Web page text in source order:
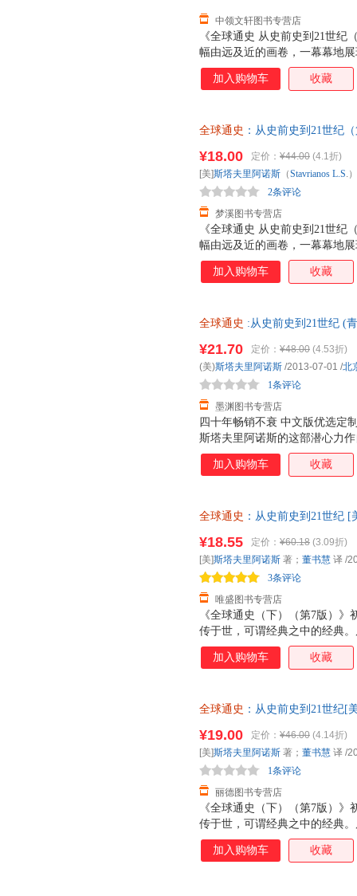
《全球通史 从史前史到21世纪
幅由远及近的画卷，一幕幕地
的嬗变，有帝国的更迭，宗教
不同命运的宏观思考，也有
滞后于技术变革--忧虑与警示
（下）》平心静气，娓娓道来
索的境界，让你不由自主地手
中领文轩图书专营店
加入购物车 收藏
全球通史 ：从史前史到21世纪
套，电子发票！
《全球通史 从史前史到21世纪
幅由远及近的画卷，一幕幕地
的嬗变，有帝国的更迭，宗教
不同命运的宏观思考，也有
滞后于技术变革--忧虑与警示
（下）》平心静气，娓娓道来
索的境界，让你不由自主地手
¥18.00 定价： ¥44.00 (4.1折)
梦溪图书专营店
2条评论
[美]斯塔夫里阿诺斯 （Stavrianos L.S.）
加入购物车 收藏
全球通史 :从史前史到21世纪 (
四十年畅销不衰 中文版优选定
斯塔夫里阿诺斯的这部潜心力
优选史观代表性著作，与弗洛
论的基础》、海明威的《太阳
世纪影响世界的十本书。被译
文第七版，也是该书很终版。
一直是北京大学历史系本科教
材编写工作产生了革命性影响
¥21.70 定价： ¥48.00 (4.53折)
墨渊图书专营店
1条评论
(美)斯塔夫里阿诺斯 /2013-07-01 /北
加入购物车 收藏
全球通史 ：从史前史到21世纪
换】
《全球通史（下）（第7版）
传于世，可谓经典之中的经典
在保留原文精华的基础上，又
体系上更加完善。尤其值得一
全于内容重新进行世界史写的
名。
¥18.55 定价： ¥60.18 (3.09折)
唯盛图书专营店
3条评论
[美]斯塔夫里阿诺斯 著； 董书慧 译 /
加入购物车 收藏
全球通史 ：从史前史到21世纪[
票！
《全球通史（下）（第7版）
传于世，可谓经典之中的经典
在保留原文精华的基础上，又
体系上更加完善。尤其值得一
¥19.00 定价： ¥46.00 (4.14折)
丽德图书专营店
1条评论
[美]斯塔夫里阿诺斯 著； 董书慧 译 /
加入购物车 收藏